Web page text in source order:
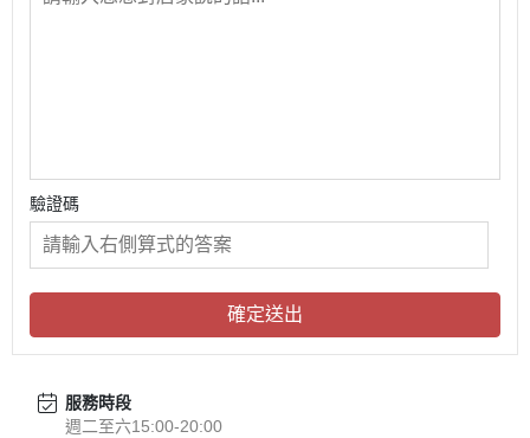
驗證碼
確定送出
服務時段
週二至六15:00-20:00